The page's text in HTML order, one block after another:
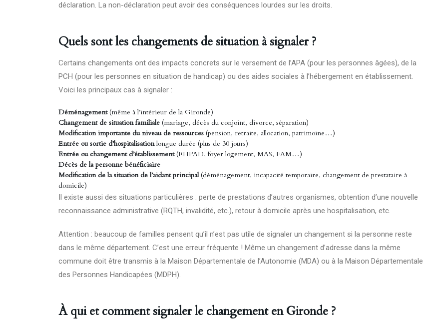
déclaration. La non-déclaration peut avoir des conséquences lourdes sur les droits.
Quels sont les changements de situation à signaler ?
Certains changements ont des impacts concrets sur le versement de l’APA (pour les personnes âgées), de la
PCH (pour les personnes en situation de handicap) ou des aides sociales à l’hébergement en établissement.
Voici les principaux cas à signaler :
Déménagement(même à l’intérieur de la Gironde)
Changement de situation familiale (mariage, décès du conjoint, divorce, séparation)
Modification importante du niveau de ressources (pension, retraite, allocation, patrimoine…)
Entrée ou sortie d’hospitalisationlongue durée (plus de 30 jours)
Entrée ou changement d’établissement(EHPAD, foyer logement, MAS, FAM…)
Décès de la personne bénéficiaire
Modification de la situation de l’aidant principal(déménagement, incapacité temporaire, changement de prestataire à
domicile)
Il existe aussi des situations particulières : perte de prestations d’autres organismes, obtention d’une nouvelle
reconnaissance administrative (RQTH, invalidité, etc.), retour à domicile après une hospitalisation, etc.
Attention : beaucoup de familles pensent qu’il n’est pas utile de signaler un changement si la personne reste
dans le même département. C’est une erreur fréquente ! Même un changement d’adresse dans la même
commune doit être transmis à la Maison Départementale de l’Autonomie (MDA) ou à la Maison Départementale
des Personnes Handicapées (MDPH).
À qui et comment signaler le changement en Gironde ?